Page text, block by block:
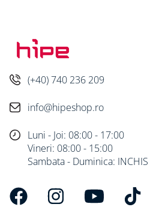
(+40) 740 236 209
info@hipeshop.ro
Luni - Joi: 08:00 - 17:00
Vineri: 08:00 - 15:00
Sambata - Duminica: INCHIS